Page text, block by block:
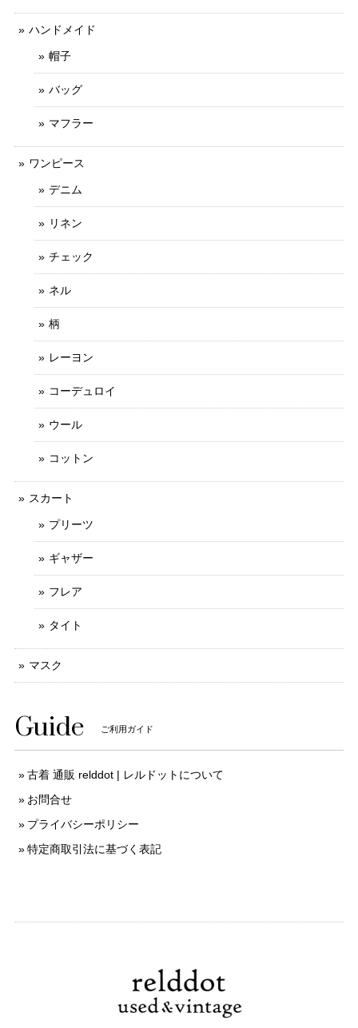
ハンドメイド
帽子
バッグ
マフラー
ワンピース
デニム
リネン
チェック
ネル
柄
レーヨン
コーデュロイ
ウール
コットン
スカート
プリーツ
ギャザー
フレア
タイト
マスク
Guide ご利用ガイド
古着 通販 relddot | レルドットについて
お問合せ
プライバシーポリシー
特定商取引法に基づく表記